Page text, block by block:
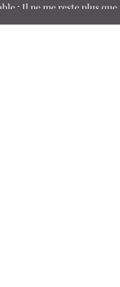
: Il ne me reste plus que
Xiamen....